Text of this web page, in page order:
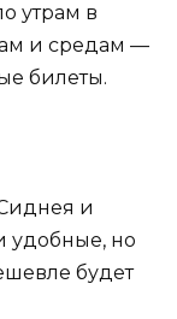
утрам в
и средам —
билеты.
и
удобные, но
будет